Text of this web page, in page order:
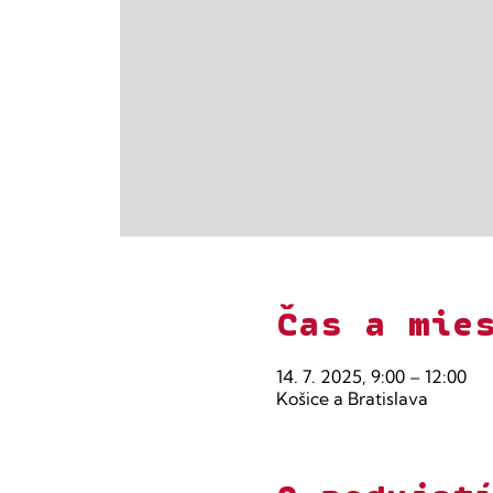
Čas a
14. 7. 2025, 9:00 – 12:00
Košice a Bratislava